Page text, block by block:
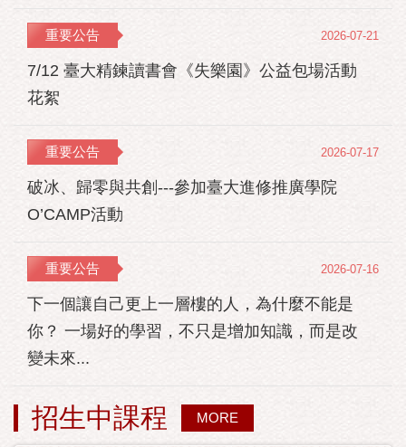
重要公告
7/12 臺大精鍊讀書會《失樂園》公益包場活動
花絮
2026-07-21
重要公告
破冰、歸零與共創---參加臺大進修推廣學院
O’CAMP活動
2026-07-17
重要公告
下一個讓自己更上一層樓的人，為什麼不能是
你？ 一場好的學習，不只是增加知識，而是改
變未來...
2026-07-16
招生中課程 MORE